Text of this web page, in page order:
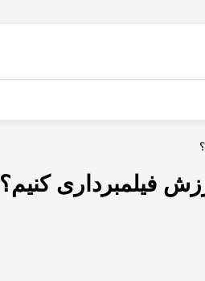
فیلمبرداری کنیم؟